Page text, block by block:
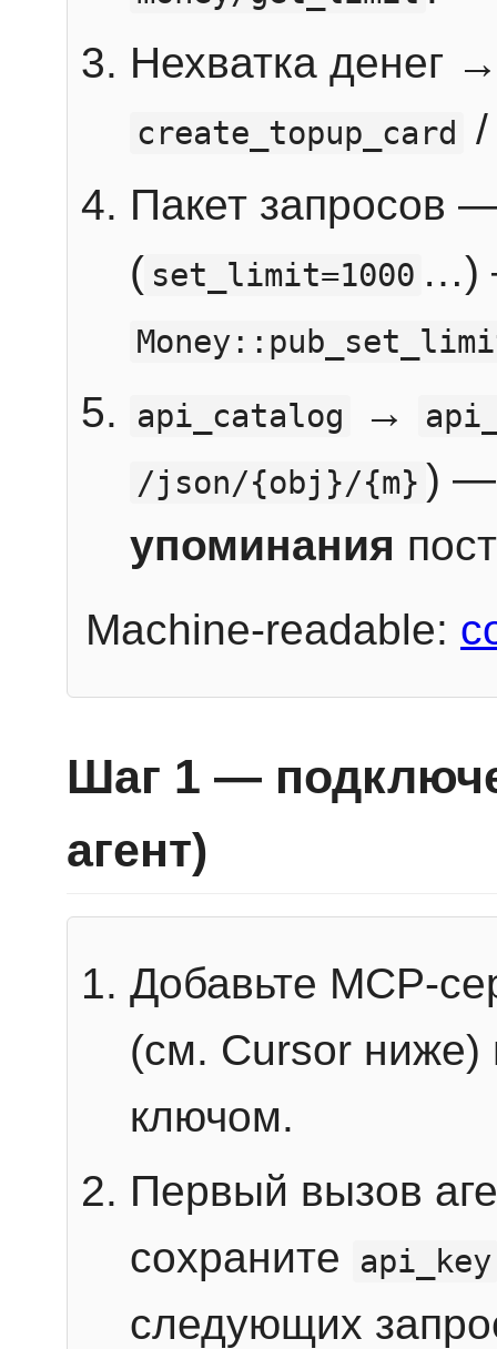
Нехватка денег
create_topup_card
Пакет запросов
( set_limit=1000 …)
api_catalog
→
/json/{obj}/{m} ) —
упоминания
Machine-readable:
Шаг 1 —
агент)
Добавьте MCP-
(см. Cursor ниже)
ключом.
Первый вызов
сохраните
api_key
следующих